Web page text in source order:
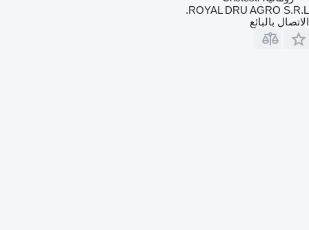
ROYAL DRU AGRO S.R.L.
الاتصال بالبائع